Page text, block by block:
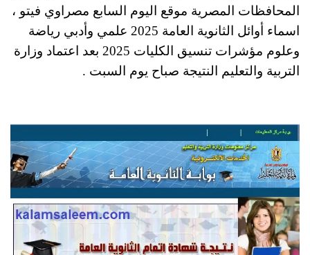
المحافظات المصرية موقع اليوم السابع مصراوي فيتو ،
اسماء أوائل الثانوية العامة 2025 علمي وأدبي رياضة
وعلوم مؤشرات تنسيق الكليات 2025 بعد اعتماد وزارة
التربية والتعليم النتيجة صباح يوم السبت .